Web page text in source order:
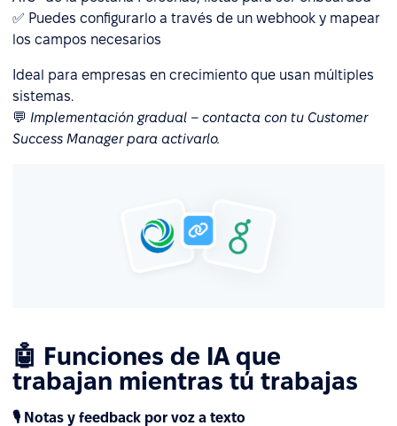
✅ Puedes configurarlo a través de un webhook y mapear
los campos necesarios
Ideal para empresas en crecimiento que usan múltiples
sistemas.
💬 Implementación gradual – contacta con tu Customer
Success Manager para activarlo.
🤖 Funciones de IA que
trabajan mientras tú trabajas
🎙️ Notas y feedback por voz a texto